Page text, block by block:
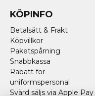
KÖPINFO
Betalsätt & Frakt
Köpvillkor
Paketspårning
Snabbkassa
Rabatt för
uniformspersonal
Svärd säljs via Apple Pay